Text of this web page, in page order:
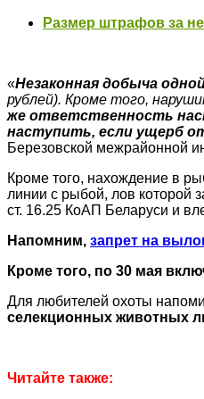
Размер штрафов за
«Незаконная добыча
рублей). Кроме того,
же ответственность
наступить, если ущерб
Березовской межрайонной
Кроме того, нахождение в
линии с рыбой, лов которой
ст. 16.25 КоАП Беларуси и
Напомним, запрет на
Кроме того, по 30 мая
Для любителей охоты
селекционных животных
Читайте также: